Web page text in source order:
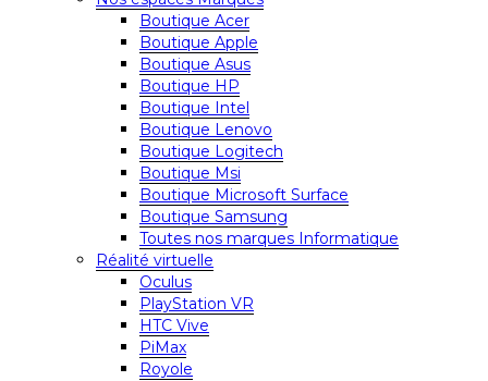
Boutique Acer
Boutique Apple
Boutique Asus
Boutique HP
Boutique Intel
Boutique Lenovo
Boutique Logitech
Boutique Msi
Boutique Microsoft Surface
Boutique Samsung
Toutes nos marques Informatique
Réalité virtuelle
Oculus
PlayStation VR
HTC Vive
PiMax
Royole